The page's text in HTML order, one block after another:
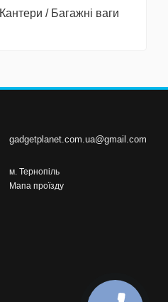
Кантери / Багажні ваги
gadgetplanet.com.ua@gmail.com
м. Тернопіль
Мапа проїзду